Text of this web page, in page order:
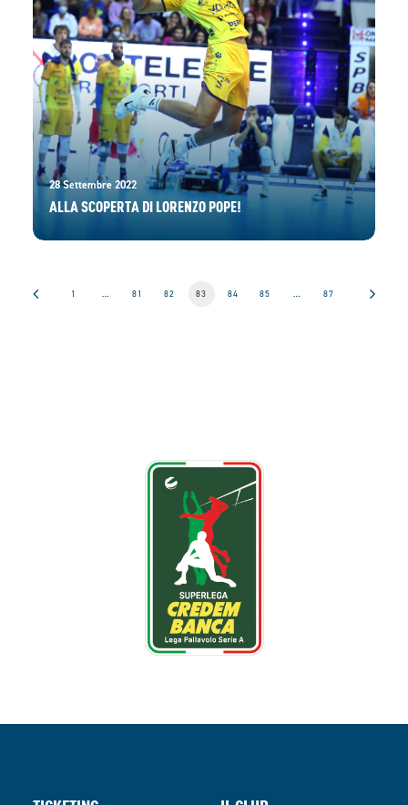
28 Settembre 2022
ALLA SCOPERTA DI LORENZO POPE!
1 … 81 82 83 84 85 … 87